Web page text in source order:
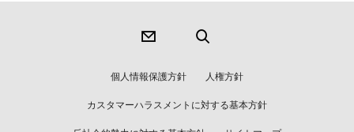
個人情報保護方針 人権方針
カスタマーハラスメントに対する基本方針